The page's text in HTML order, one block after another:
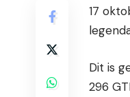
17
Dit is
296